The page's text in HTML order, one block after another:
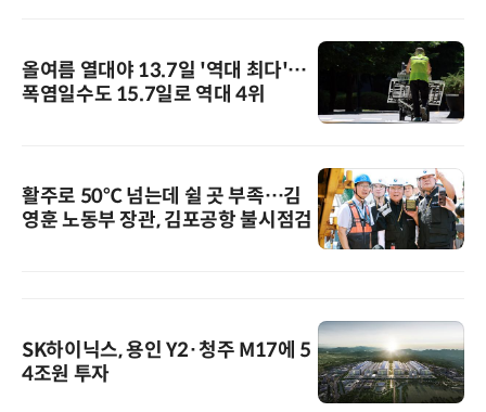
올여름 열대야 13.7일 '역대 최다'…
폭염일수도 15.7일로 역대 4위
활주로 50℃ 넘는데 쉴 곳 부족…김
영훈 노동부 장관, 김포공항 불시점검
SK하이닉스, 용인 Y2·청주 M17에 5
4조원 투자